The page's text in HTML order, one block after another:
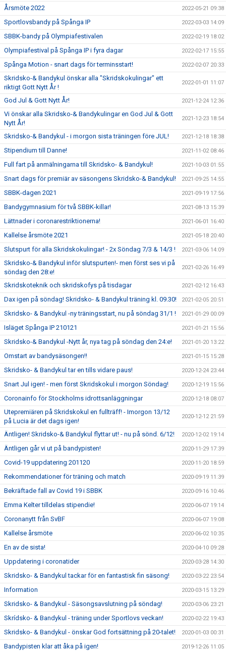
Årsmöte 2022 2022-05-21 09:38
Sportlovsbandy på Spånga IP 2022-03-03 14:09
SBBK-bandy på Olympiafestivalen 2022-02-19 18:02
Olympiafestival på Spånga IP i fyra dagar 2022-02-17 15:55
Spånga Motion - snart dags för terminsstart! 2022-02-07 20:33
Skridsko-& Bandykul önskar alla "Skridskokulingar" ett
riktigt Gott Nytt År !
2022-01-01 11:07
God Jul & Gott Nytt År! 2021-12-24 12:36
Vi önskar alla Skridsko-& Bandykulingar en God Jul & Gott
Nytt År!
2021-12-23 18:54
Skridsko-& Bandykul - i morgon sista träningen före JUL! 2021-12-18 18:38
Stipendium till Danne! 2021-11-02 08:46
Full fart på anmälningarna till Skridsko- & Bandykul! 2021-10-03 01:55
Snart dags för premiär av säsongens Skridsko-& Bandykul! 2021-09-25 14:55
SBBK-dagen 2021 2021-09-19 17:56
Bandygymnasium för två SBBK-killar! 2021-08-13 15:39
Lättnader i coronarestriktionerna! 2021-06-01 16:40
Kallelse årsmöte 2021 2021-05-18 20:40
Slutspurt för alla Skridskokulingar! - 2x Söndag 7/3 & 14/3 ! 2021-03-06 14:09
Skridsko-& Bandykul inför slutspurten!- men först ses vi på
söndag den 28:e!
2021-02-26 16:49
Skridskoteknik och skridskofys på tisdagar 2021-02-12 16:43
Dax igen på söndag! Skridsko- & Bandykul träning kl. 09.30! 2021-02-05 20:51
Skridsko- & Bandykul -ny träningsstart, nu på söndag 31/1 ! 2021-01-29 00:09
Isläget Spånga IP 210121 2021-01-21 15:56
Skridsko-& Bandykul -Nytt år, nya tag på söndag den 24:e! 2021-01-20 13:22
Omstart av bandysäsongen!! 2021-01-15 15:28
Skridsko- & Bandykul tar en tills vidare paus! 2020-12-24 23:44
Snart Jul igen! - men först Skridskokul i morgon Söndag! 2020-12-19 15:56
Coronainfo för Stockholms idrottsanläggningar 2020-12-18 08:07
Utepremiären på Skridskokul en fullträff! - Imorgon 13/12
på Lucia är det dags igen!
2020-12-12 21:59
Äntligen! Skridsko-& Bandykul flyttar ut! - nu på sönd. 6/12! 2020-12-02 19:14
Äntligen går vi ut på bandypisten! 2020-11-29 17:39
Covid-19 uppdatering 201120 2020-11-20 18:59
Rekommendationer för träning och match 2020-09-19 11:39
Bekräftade fall av Covid 19 i SBBK 2020-09-16 10:46
Emma Kelter tilldelas stipendie! 2020-06-07 19:14
Coronanytt från SvBF 2020-06-07 19:08
Kallelse årsmöte 2020-06-02 10:35
En av de sista! 2020-04-10 09:28
Uppdatering i coronatider 2020-03-28 14:30
Skridsko- & Bandykul tackar för en fantastisk fin säsong! 2020-03-22 23:54
Information 2020-03-15 13:29
Skridsko- & Bandykul - Säsongsavslutning på söndag! 2020-03-06 23:21
Skrídsko- & Bandykul - träning under Sportlovs veckan! 2020-02-22 19:43
Skridsko- & Bandykul - önskar God fortsättning på 20-talet! 2020-01-03 00:31
Bandypisten klar att åka på igen! 2019-12-26 11:05